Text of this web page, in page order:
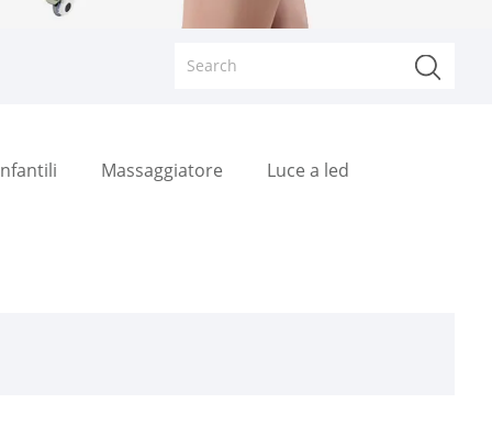
Massaggiatore Luce a led